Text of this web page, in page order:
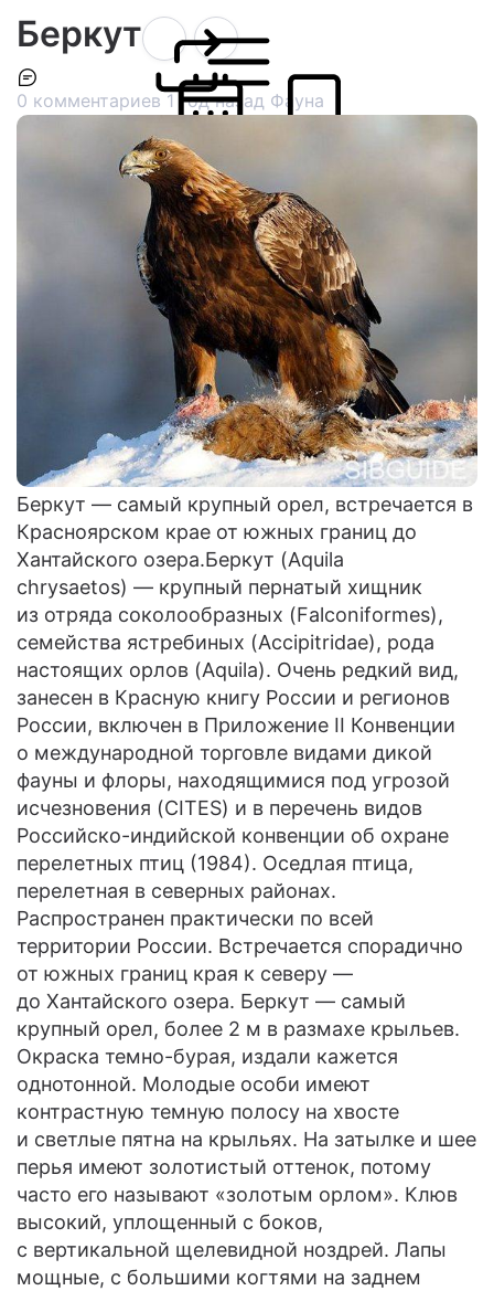
Беркут
0 комментариев 1 год назад Фауна
Беркут — самый крупный орел, встречается в
Красноярском крае от южных границ до
Хантайского озера.Беркут (Aquila
chrysaetos) — крупный пернатый хищник
из отряда соколообразных (Falconiformes),
семейства ястребиных (Accipitridae), рода
настоящих орлов (Aquila). Очень редкий вид,
занесен в Красную книгу России и регионов
России, включен в Приложение II Конвенции
о международной торговле видами дикой
фауны и флоры, находящимися под угрозой
исчезновения (CITES) и в перечень видов
Российско-индийской конвенции об охране
перелетных птиц (1984). Оседлая птица,
перелетная в северных районах.
Распространен практически по всей
территории России. Встречается спорадично
от южных границ края к северу —
до Хантайского озера. Беркут — самый
крупный орел, более 2 м в размахе крыльев.
Окраска темно-бурая, издали кажется
однотонной. Молодые особи имеют
контрастную темную полосу на хвосте
и светлые пятна на крыльях. На затылке и шее
перья имеют золотистый оттенок, потому
часто его называют «золотым орлом». Клюв
высокий, уплощенный с боков,
с вертикальной щелевидной ноздрей. Лапы
мощные, с большими когтями на заднем